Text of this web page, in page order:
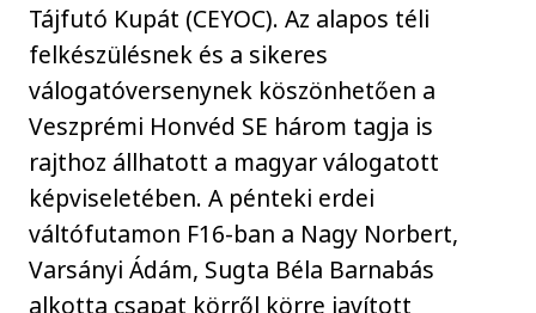
Tájfutó Kupát (CEYOC). Az alapos téli
felkészülésnek és a sikeres
válogatóversenynek köszönhetően a
Veszprémi Honvéd SE három tagja is
rajthoz állhatott a magyar válogatott
képviseletében. A pénteki erdei
váltófutamon F16-ban a Nagy Norbert,
Varsányi Ádám, Sugta Béla Barnabás
alkotta csapat körről körre javított